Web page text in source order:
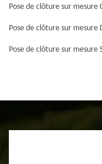
Pose de clôture sur mesure
Pose de clôture sur mesure
Pose de clôture sur mesure